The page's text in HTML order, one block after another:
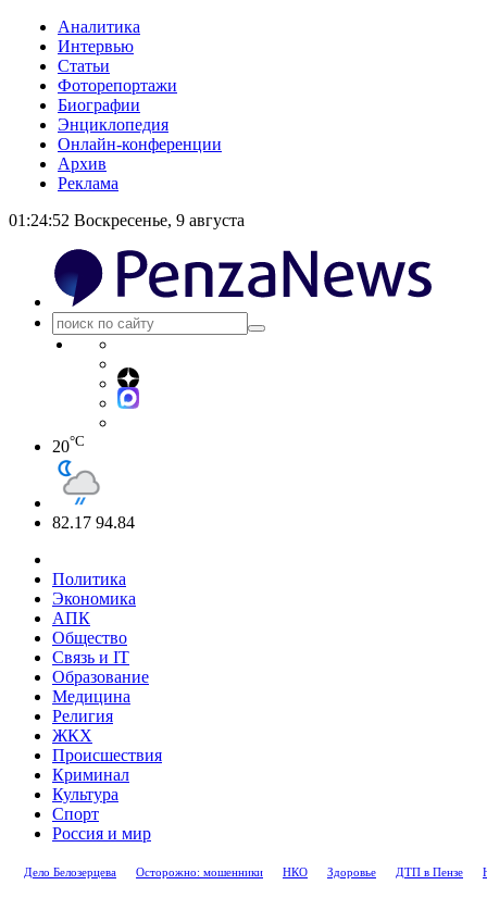
Аналитика
Интервью
Статьи
Фоторепортажи
Биографии
Энциклопедия
Онлайн-конференции
Архив
Реклама
01:24:53 Воскресенье, 9 августа
20°C
82.17 94.84
Политика
Экономика
АПК
Общество
Связь и IT
Образование
Медицина
Религия
ЖКХ
Происшествия
Криминал
Культура
Спорт
Россия и мир
Дело Белозерцева Осторожно: мошенники НКО Здоровье ДТП в Пензе